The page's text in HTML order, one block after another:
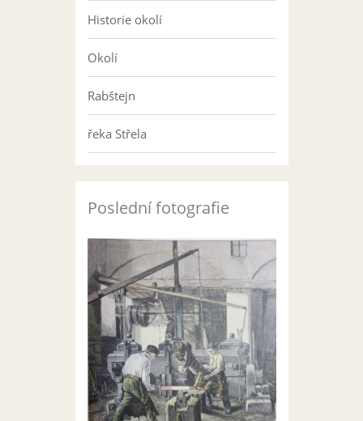
Historie okolí
Okolí
Rabštejn
řeka Střela
Poslední fotografie